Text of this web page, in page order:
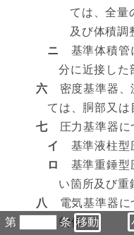
ては、全量
及び体積調
ニ
基準体積管
分に近接した
六 密度基準器、
ては、胴部又は
七圧力基準器に
イ
基準液柱型
ロ
基準重錘型
い箇所及び重
八
電気基準器に
た物体
第 条